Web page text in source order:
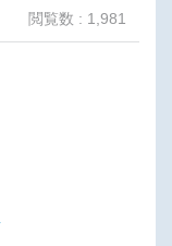
閲覧数 : 1,981